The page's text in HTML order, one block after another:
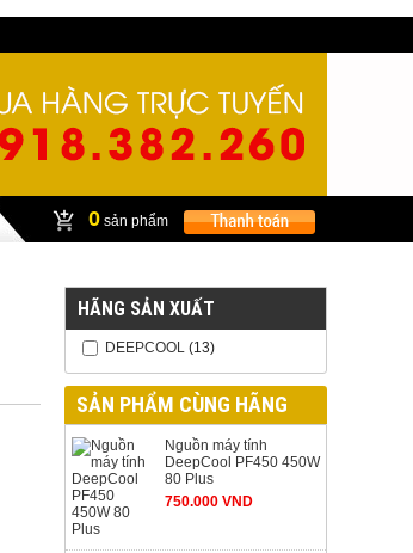
0 sản phẩm
HÃNG SẢN XUẤT
DEEPCOOL (13)
SẢN PHẨM CÙNG HÃNG
Nguồn máy tính
DeepCool PF450 450W
80 Plus
750.000 VND